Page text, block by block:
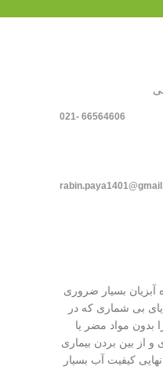
66564606 -021
بسیار ضروری
بی شماری که در
بدون مواد مضر یا
از بین بردن بیماری
کیفیت آب بسیار